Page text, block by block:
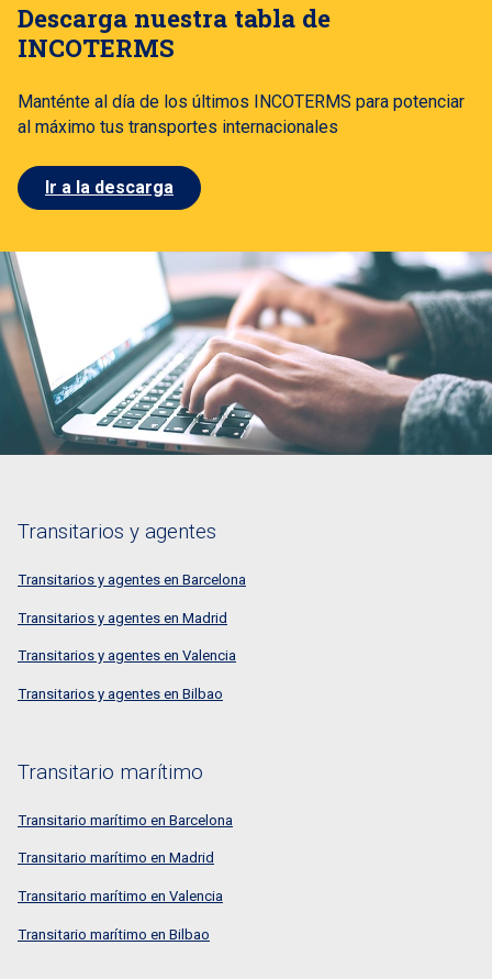
Descarga nuestra tabla de
INCOTERMS
Manténte al día de los últimos INCOTERMS para potenciar
al máximo tus transportes internacionales
Ir a la descarga
Transitarios y agentes
Transitarios y agentes en Barcelona
Transitarios y agentes en Madrid
Transitarios y agentes en Valencia
Transitarios y agentes en Bilbao
Transitario marítimo
Transitario marítimo en Barcelona
Transitario marítimo en Madrid
Transitario marítimo en Valencia
Transitario marítimo en Bilbao